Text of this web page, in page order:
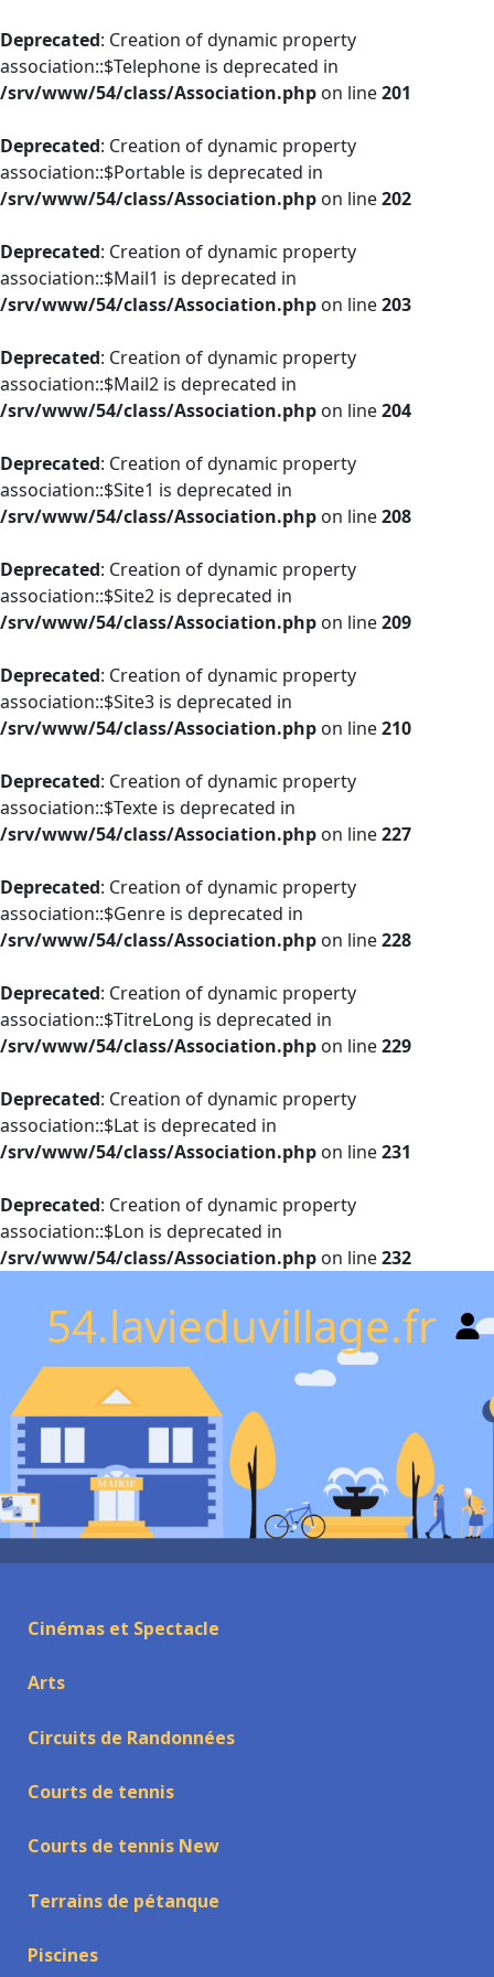
Deprecated: Creation of dynamic property
association::$Telephone is deprecated in
/srv/www/54/class/Association.php on line201
Deprecated: Creation of dynamic property
association::$Portable is deprecated in
/srv/www/54/class/Association.php on line202
Deprecated: Creation of dynamic property
association::$Mail1 is deprecated in
/srv/www/54/class/Association.php on line203
Deprecated: Creation of dynamic property
association::$Mail2 is deprecated in
/srv/www/54/class/Association.php on line204
Deprecated: Creation of dynamic property
association::$Site1 is deprecated in
/srv/www/54/class/Association.php on line208
Deprecated: Creation of dynamic property
association::$Site2 is deprecated in
/srv/www/54/class/Association.php on line209
Deprecated: Creation of dynamic property
association::$Site3 is deprecated in
/srv/www/54/class/Association.php on line210
Deprecated: Creation of dynamic property
association::$Texte is deprecated in
/srv/www/54/class/Association.php on line227
Deprecated: Creation of dynamic property
association::$Genre is deprecated in
/srv/www/54/class/Association.php on line228
Deprecated: Creation of dynamic property
association::$TitreLong is deprecated in
/srv/www/54/class/Association.php on line229
Deprecated: Creation of dynamic property
association::$Lat is deprecated in
/srv/www/54/class/Association.php on line231
Deprecated: Creation of dynamic property
association::$Lon is deprecated in
/srv/www/54/class/Association.php on line232
54.lavieduvillage.fr
Cinémas et Spectacle
Arts
Circuits de Randonnées
Courts de tennis
Courts de tennis New
Terrains de pétanque
Piscines